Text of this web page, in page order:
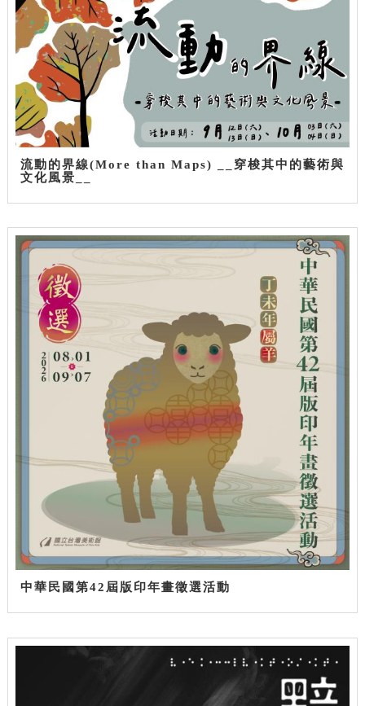
流動的界線(More than Maps) __穿梭其中的藝術與
文化風景__
中華民國第42屆版印年畫徵選活動